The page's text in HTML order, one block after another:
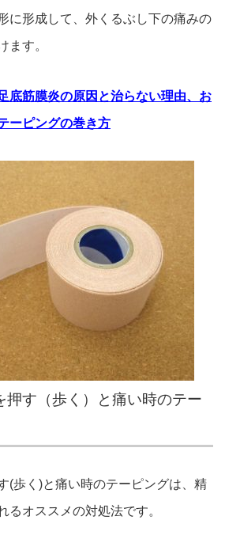
に形成して、外くるぶし下の痛みの
ます。
底筋膜炎の原因と治らない理由、お
ーピングの巻き方
押す（歩く）と痛い時のテー
(歩く)と痛い時のテーピングは、 精
るオススメの対処法です。